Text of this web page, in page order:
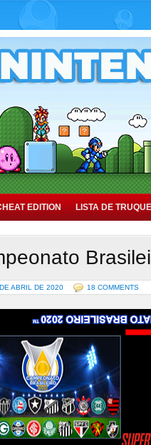
EDITION LISTA DE
ABRIL DE 2020 18 COMMENTS